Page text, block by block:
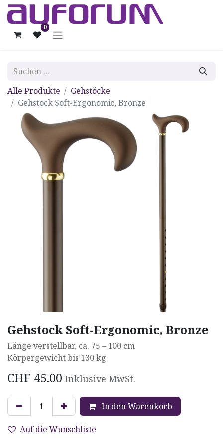
0
Alle Produkte
Gehstöcke
Gehstock Soft-Ergonomic, Bronze
Gehstock Soft-Ergonomic, Bronze
Länge verstellbar, ca. 75 – 100 cm
Körpergewicht bis 130 kg
CHF 45.00 Inklusive MwSt.
In den Warenkorb
Auf die Wunschliste